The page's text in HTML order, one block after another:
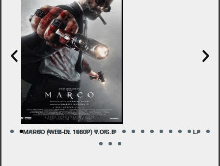
LADY WITH A SWORD (BDRIP 1080P) V.O.S.E